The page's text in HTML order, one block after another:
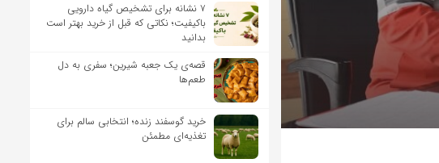
۷ نشانه برای تشخیص گیاه دارویی
باکیفیت؛ نکاتی که قبل از خرید بهتر است
بدانید
قصه‌ی یک جعبه شیرین؛ سفری به دل
طعم‌ها
خرید گوسفند زنده؛ انتخابی سالم برای
تغذیه‌ای مطمئن